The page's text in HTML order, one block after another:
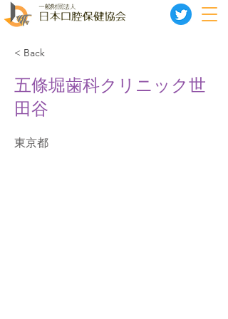
< Back
五條堀歯科クリニック世
田谷
東京都